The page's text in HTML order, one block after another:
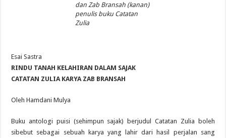
dan Zab Bransah (kanan)
penulis buku Catatan
Zulia
Esai Sastra
RINDU TANAH KELAHIRAN DALAM SAJAK
CATATAN ZULIA KARYA ZAB BRANSAH
Oleh Hamdani Mulya
Buku antologi puisi (sehimpun sajak) berjudul Catatan Zulia boleh
sibebut sebagai sebuah karya yang lahir dari hasil perjalan sang